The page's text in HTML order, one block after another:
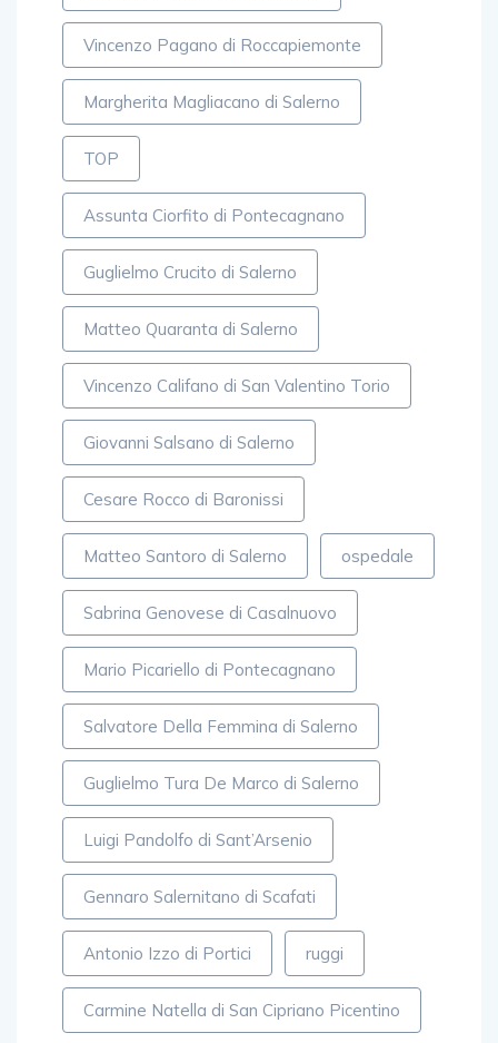
Vincenzo Pagano di Roccapiemonte
Margherita Magliacano di Salerno
TOP
Assunta Ciorfito di Pontecagnano
Guglielmo Crucito di Salerno
Matteo Quaranta di Salerno
Vincenzo Califano di San Valentino Torio
Giovanni Salsano di Salerno
Cesare Rocco di Baronissi
Matteo Santoro di Salerno ospedale
Sabrina Genovese di Casalnuovo
Mario Picariello di Pontecagnano
Salvatore Della Femmina di Salerno
Guglielmo Tura De Marco di Salerno
Luigi Pandolfo di Sant’Arsenio
Gennaro Salernitano di Scafati
Antonio Izzo di Portici ruggi
Carmine Natella di San Cipriano Picentino